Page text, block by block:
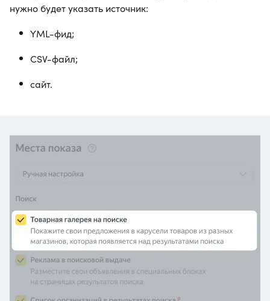
нужно будет указать источник:
YML-фид;
CSV-файл;
сайт.